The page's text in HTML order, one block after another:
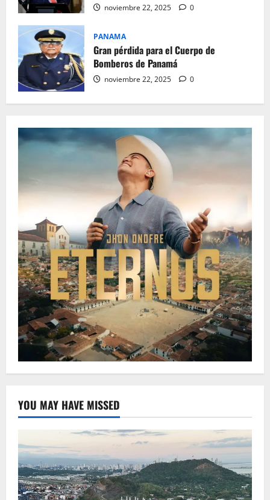
noviembre 22, 2025 0
PANAMA
Gran pérdida para el Cuerpo de
Bomberos de Panamá
noviembre 22, 2025 0
YOU MAY HAVE MISSED